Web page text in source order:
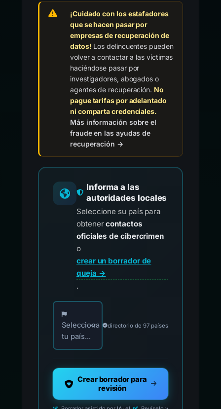
¡Cuidado con los estafadores
que se hacen pasar por
empresas de recuperación de
datos! Los delincuentes pueden
volver a contactar a las víctimas
haciéndose pasar por
investigadores, abogados o
agentes de recuperación. No
pague tarifas por adelantado
ni comparta credenciales.
Más información sobre el
fraude en las ayudas de
recuperación →
Informa a las
autoridades locales
Seleccione su país para
obtenercontactos
oficiales de cibercrimen
o
crear un borrador de
queja →
.
Elija su país para los contactos oficiales de
Selecciona
tu país...
directorio de 97 países
Crear borrador para
revisión